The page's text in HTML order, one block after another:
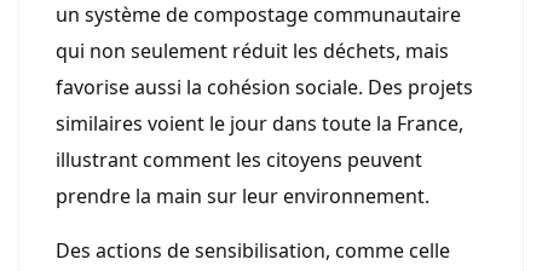
un système de compostage communautaire
qui non seulement réduit les déchets, mais
favorise aussi la cohésion sociale. Des projets
similaires voient le jour dans toute la France,
illustrant comment les citoyens peuvent
prendre la main sur leur environnement.
Des actions de sensibilisation, comme celle